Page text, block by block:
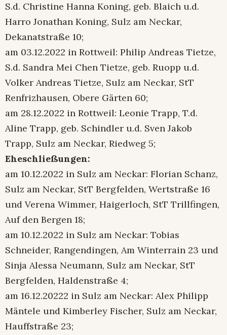
S.d. Christine Hanna Koning, geb. Blaich u.d.
Harro Jonathan Koning, Sulz am Neckar,
Dekanatstraße 10;
am 03.12.2022 in Rottweil: Philip Andreas Tietze,
S.d. Sandra Mei Chen Tietze, geb. Ruopp u.d.
Volker Andreas Tietze, Sulz am Neckar, StT
Renfrizhausen, Obere Gärten 60;
am 28.12.2022 in Rottweil: Leonie Trapp, T.d.
Aline Trapp, geb. Schindler u.d. Sven Jakob
Trapp, Sulz am Neckar, Riedweg 5;
Eheschließungen:
am 10.12.2022 in Sulz am Neckar: Florian Schanz,
Sulz am Neckar, StT Bergfelden, Wertstraße 16
und Verena Wimmer, Haigerloch, StT Trillfingen,
Auf den Bergen 18;
am 10.12.2022 in Sulz am Neckar: Tobias
Schneider, Rangendingen, Am Winterrain 23 und
Sinja Alessa Neumann, Sulz am Neckar, StT
Bergfelden, Haldenstraße 4;
am 16.12.20222 in Sulz am Neckar: Alex Philipp
Mäntele und Kimberley Fischer, Sulz am Neckar,
Hauffstraße 23;